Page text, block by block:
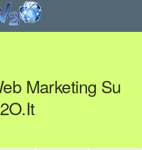
Marketing Su